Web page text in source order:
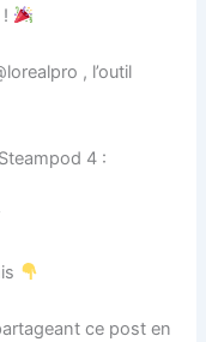
, l’outil
4 :
ce post en